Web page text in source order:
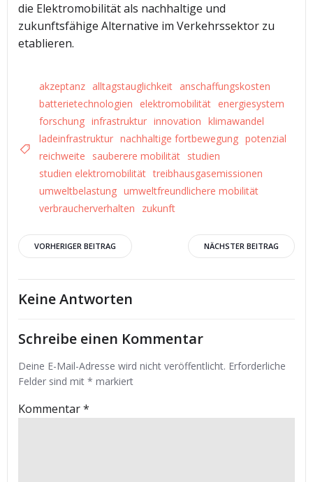
die Elektromobilität als nachhaltige und
zukunftsfähige Alternative im Verkehrssektor zu
etablieren.
akzeptanz alltagstauglichkeit anschaffungskosten
batterietechnologien
elektromobilität energiesystem
forschung infrastruktur innovation klimawandel
ladeinfrastruktur nachhaltige fortbewegung potenzial
reichweite
sauberere mobilität studien
studien elektromobilität treibhausgasemissionen
umweltbelastung umweltfreundlichere mobilität
verbraucherverhalten
zukunft
Beitrags-
Navigation
VORHERIGER BEITRAG
Beitrags-
Navigation
NÄCHSTER BEITRAG
Keine Antworten
Schreibe einen Kommentar
Deine E-Mail-Adresse wird nicht veröffentlicht. Erforderliche
Felder sind mit * markiert
Kommentar*